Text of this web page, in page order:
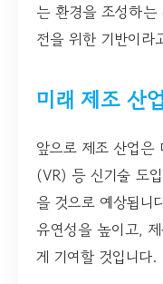
는 환경을 조성하
전을 위한 기반이라
미래 제조 산
앞으로 제조 산업은
(VR) 등 신기술 도
을 것으로 예상됩니
유연성을 높이고,
게 기여할 것입니다.